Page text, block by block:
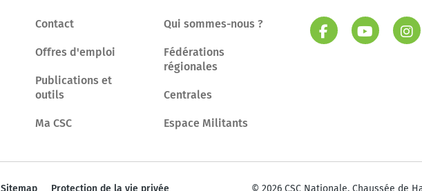
Contact
Offres d'emploi
Publications et
outils
Ma CSC
Qui sommes-nous ?
Fédérations
régionales
Centrales
Espace Militants
Sitemap Protection de la vie privée © 2026 CSC Nationale. Chaussée de